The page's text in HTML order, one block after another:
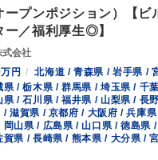
ープンポジション）【ビ
ー／福利厚生◎】
式会社
円
北海道 / 青森県 / 岩手県 /
県 / 栃木県 / 群馬県 / 埼玉県 / 千
県 / 石川県 / 福井県 / 山梨県 / 長
/ 滋賀県 / 京都府 / 大阪府 / 兵庫
岡山県 / 広島県 / 山口県 / 徳島県
賀県 / 長崎県 / 熊本県 / 大分県 /